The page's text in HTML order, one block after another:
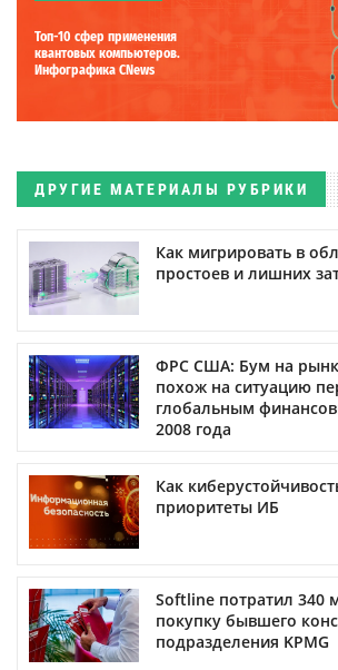
Топ-10 сфер применения
квантовых компьютеров.
Инфографика CNews
ДРУГИЕ МАТЕРИАЛЫ РУБРИКИ
Как мигрировать в
простоев и лишних
ФРС США: Бум на
похож на ситуацию
глобальным
2008 года
Как
приоритеты ИБ
Softline потратил 340
покупку бывшего
подразделения KPMG